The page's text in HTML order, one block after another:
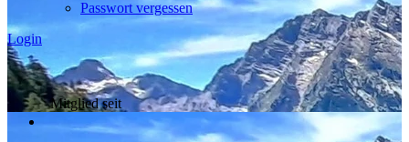
Passwort vergessen
Login
Mitglied seit